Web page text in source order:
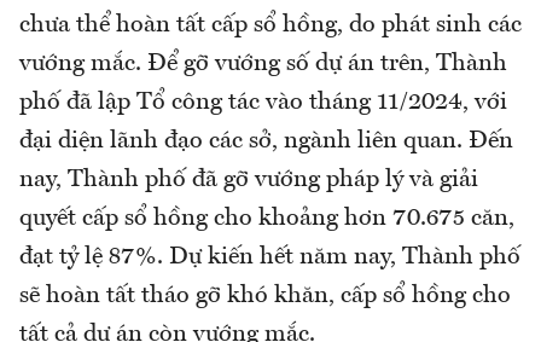
chưa thể hoàn tất cấp sổ hồng, do phát sinh các
vướng mắc. Để gỡ vướng số dự án trên, Thành
phố đã lập Tổ công tác vào tháng 11/2024, với
đại diện lãnh đạo các sở, ngành liên quan. Đến
nay, Thành phố đã gỡ vướng pháp lý và giải
quyết cấp sổ hồng cho khoảng hơn 70.675 căn,
đạt tỷ lệ 87%. Dự kiến hết năm nay, Thành phố
sẽ hoàn tất tháo gỡ khó khăn, cấp sổ hồng cho
tất cả dự án còn vướng mắc.